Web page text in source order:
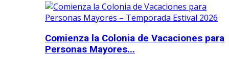
Comienza la Colonia de Vacaciones para
Personas Mayores...